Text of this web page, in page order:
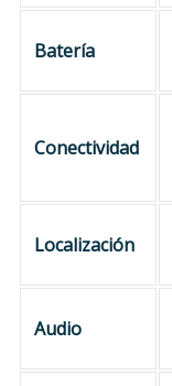
Batería
Conectividad
Localización
Audio